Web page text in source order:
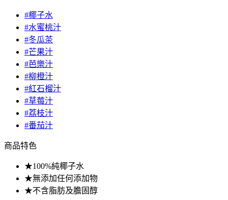
#椰子水
#水蜜桃汁
#冬瓜茶
#芒果汁
#芭樂汁
#柳橙汁
#紅石榴汁
#草莓汁
#荔枝汁
#番茄汁
商品特色
★100%純椰子水
★無添加任何添加物
★不含脂肪及膽固醇